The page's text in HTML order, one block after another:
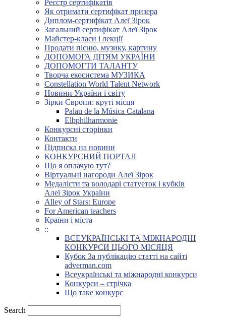
Реєстр сертифікатів
Як отримати сертифікат призера
Диплом-сертифікат Алеї Зірок
Загальний сертифікат Алеї Зірок
Майстер-класи і лекції
Продати пісню, музику, картину
ДОПОМОГА ДІТЯМ УКРАЇНИ
ДОПОМОГТИ ТАЛАНТУ
Творча екосистема МУЗИКА
Constellation World Talent Network
Новини України і світу
Зірки Європи: круті місця
Palau de la Música Catalana
Elbphilharmonie
Конкурсні сторінки
Контакти
Підписка на новини
КОНКУРСНИЙ ПОРТАЛ
Що я оплачую тут?
Віртуальні нагороди Алеї Зірок
Медалісти та володарі статуеток і кубків
Алеї Зірок України
Alley of Stars: Europe
For American teachers
Країни і міста
::
ВСЕУКРАЇНСЬКІ ТА МІЖНАРОДНІ
КОНКУРСИ ЦЬОГО МІСЯЦЯ
Кубок За публікацію статті на сайті
adverman.com
Всеукраїнські та міжнародні конкурси
Конкурси – стрічка
Що таке конкурс
Search